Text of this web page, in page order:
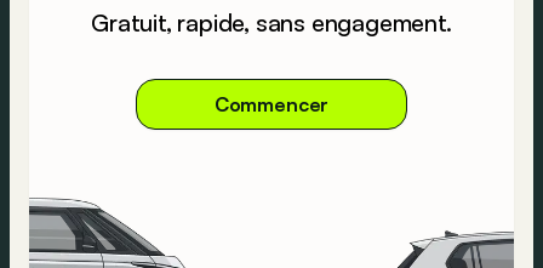
Gratuit, rapide, sans engagement.
Commencer